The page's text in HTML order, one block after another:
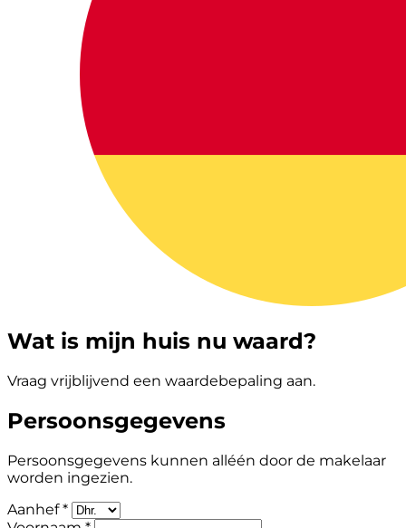
Wat is mijn huis nu waard?
Vraag vrijblijvend een waardebepaling aan.
Persoonsgegevens
Persoonsgegevens kunnen alléén door de makelaar
worden ingezien.
Aanhef *